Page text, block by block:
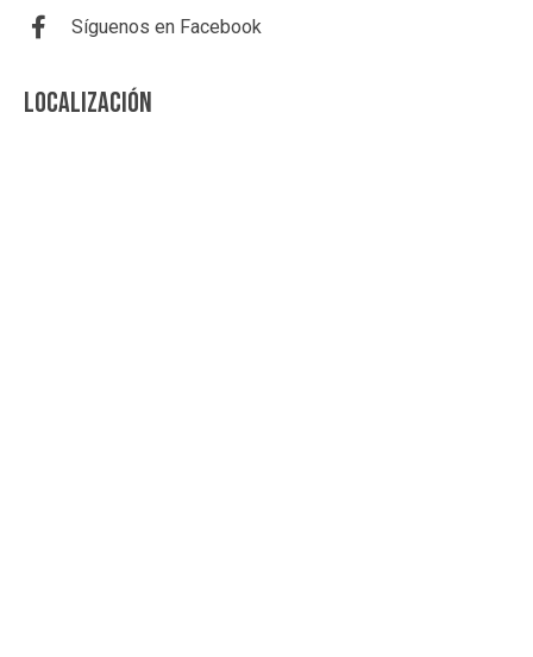
Síguenos en Facebook
LOCALIZACIÓN